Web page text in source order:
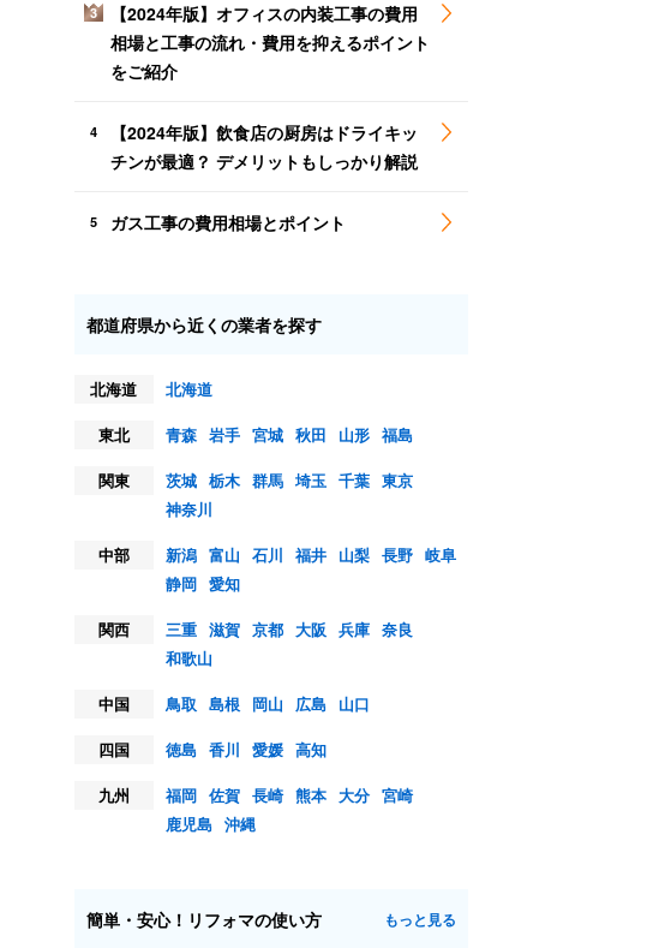
3
【2024年版】オフィスの内装工事の費用
相場と工事の流れ・費用を抑えるポイント
をご紹介
4
【2024年版】飲食店の厨房はドライキッ
チンが最適？ デメリットもしっかり解説
5 ガス工事の費用相場とポイント
都道府県から近くの業者を探す
北海道
北海道
東北
青森 岩手 宮城 秋田 山形 福島
関東
茨城 栃木 群馬 埼玉 千葉 東京
神奈川
中部
新潟 富山 石川 福井 山梨 長野 岐阜
静岡 愛知
関西
三重 滋賀 京都 大阪 兵庫 奈良
和歌山
中国
鳥取 島根 岡山 広島
山口
四国
徳島 香川 愛媛 高知
九州
福岡 佐賀 長崎 熊本 大分 宮崎
鹿児島 沖縄
簡単・安心！リフォマの使い方 もっと見る